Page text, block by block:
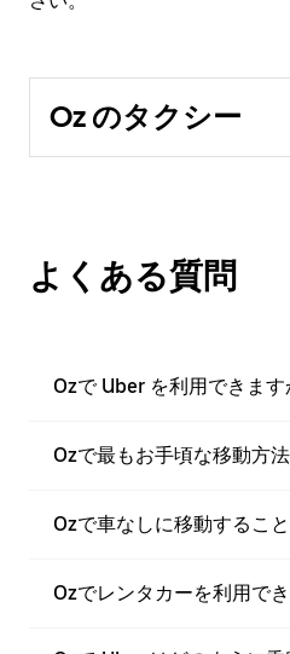
Oz のタクシー
よくある質問
Ozで Uber を利用できます
Ozで最もお手頃な移動方
Ozで車なしに移動するこ
Ozでレンタカーを利用で